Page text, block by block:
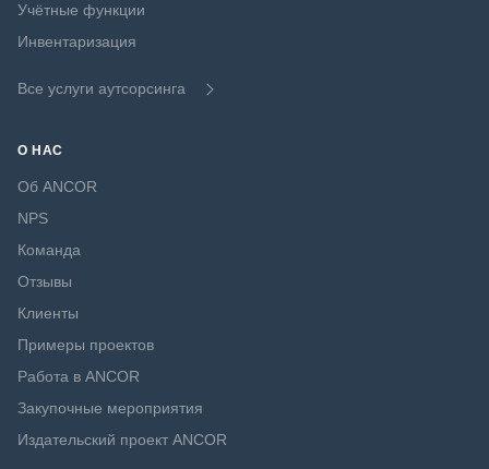
Учётные функции
Инвентаризация
Все услуги аутсорсинга
О НАС
Об ANCOR
NPS
Команда
Отзывы
Клиенты
Примеры проектов
Работа в ANCOR
Закупочные мероприятия
Издательский проект ANCOR